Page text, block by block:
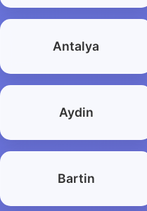
Antalya
Aydin
Bartin